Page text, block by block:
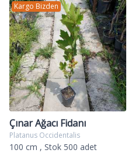
Kargo Bizden
Çınar Ağacı Fidanı
Platanus Occidentalis
100 cm , Stok 500 adet